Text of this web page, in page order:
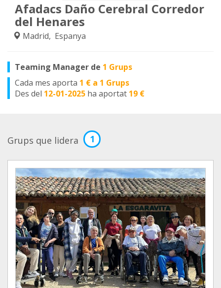
Afadacs Daño Cerebral Corredor
del Henares
Madrid, Espanya
Teaming Manager de 1 Grups
Cada mes aporta 1 € a 1 Grups
Des del 12-01-2025 ha aportat 19 €
Grups que lidera 1